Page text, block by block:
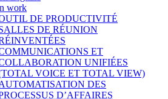
work
DE PRODUCTIVITÉ
DE RÉUNION
ET
UNIFIÉES
VOICE ET TOTAL VIEW)
DES
D’AFFAIRES